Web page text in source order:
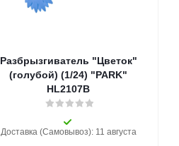
Разбрызгиватель "Цветок"
(голубой) (1/24) "PARK"
HL2107B
Доставка (Самовывоз): 11 августа